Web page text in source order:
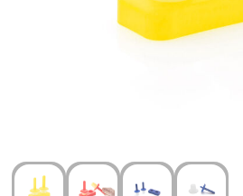
Verzorging & welness
Wijn, bier en proeverij